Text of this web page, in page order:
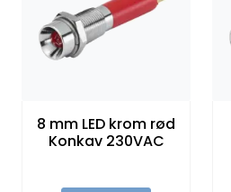
8 mm LED krom rød
Konkav 230VAC